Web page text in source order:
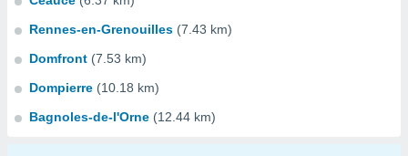
Rennes-en-Grenouilles (7.43 km)
Domfront (7.53 km)
Dompierre (10.18 km)
Bagnoles-de-l'Orne (12.44 km)